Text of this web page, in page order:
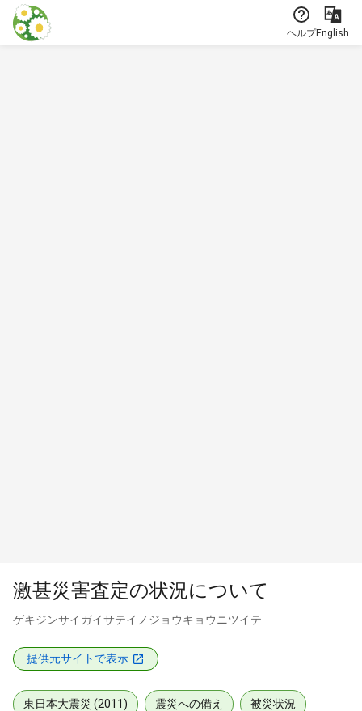
本文に飛ぶ
ヘルプEnglish
激甚災害査定の状況について
ゲキジンサイガイサテイノジョウキョウニツイテ
提供元サイトで表示
東日本大震災 (2011) 震災への備え 被災状況